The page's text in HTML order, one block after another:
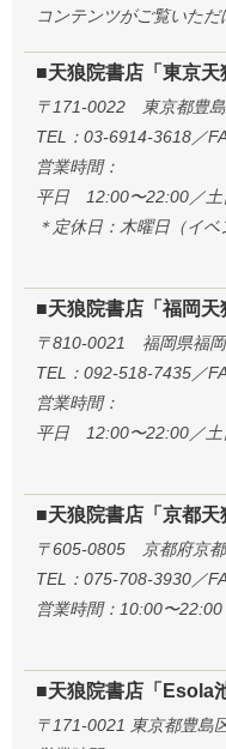
コンテンツがご覧いただ
■天狼院書店「東京天
〒171-0022 東京都豊
TEL：03-6914-3618／
営業時間：
平日 12:00〜22:00／
＊定休日：木曜日（イベ
■天狼院書店「福岡天
〒810-0021 福岡県福
TEL：092-518-7435／
営業時間：
平日 12:00〜22:00／
■天狼院書店「京都天
〒605-0805 京都府京
TEL：075-708-3930／
営業時間：10:00〜22:00
■天狼院書店「Esola
〒171-0021 東京都豊島